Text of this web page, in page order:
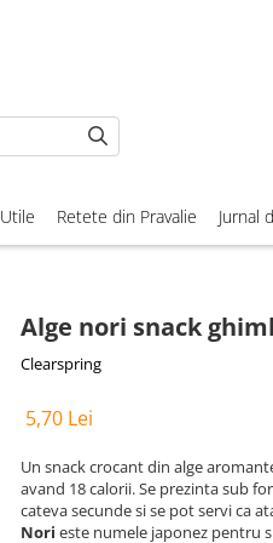
Utile Retete din Pravalie Jurnal
Alge nori snack
Clearspring
5,70 Lei
Un snack crocant din alge
avand 18 calorii. Se prezinta sub
cateva secunde si se pot servi ca
Nori este numele japonez pentru